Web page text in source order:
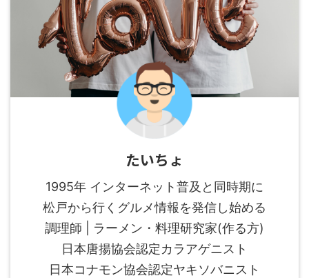
たいちょ
1995年 インターネット普及と同時期に
松戸から行くグルメ情報を発信し始める
調理師 | ラーメン・料理研究家(作る方)
日本唐揚協会認定カラアゲニスト
日本コナモン協会認定ヤキソバニスト